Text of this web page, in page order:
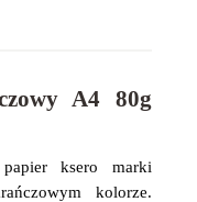
A4 80g
ksero marki
kolorze.